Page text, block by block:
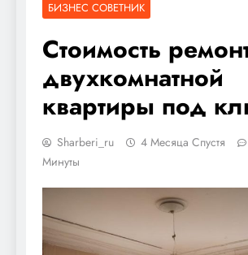
БИЗНЕС СОВЕТНИК
Стоимость
двухкомнатной
квартиры под
Sharberi_ru 4 Месяца Спустя
Минуты